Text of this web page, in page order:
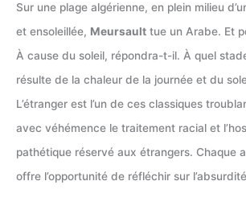
Sur une plage algérienne, en plein milieu
et ensoleillée, Meursault tue un Arabe. Et
À cause du soleil, répondra-t-il. À quel
résulte de la chaleur de la journée et du
L’étranger est l’un de ces classiques
avec véhémence le traitement racial et
pathétique réservé aux étrangers. Chaque
offre l’opportunité de réfléchir sur